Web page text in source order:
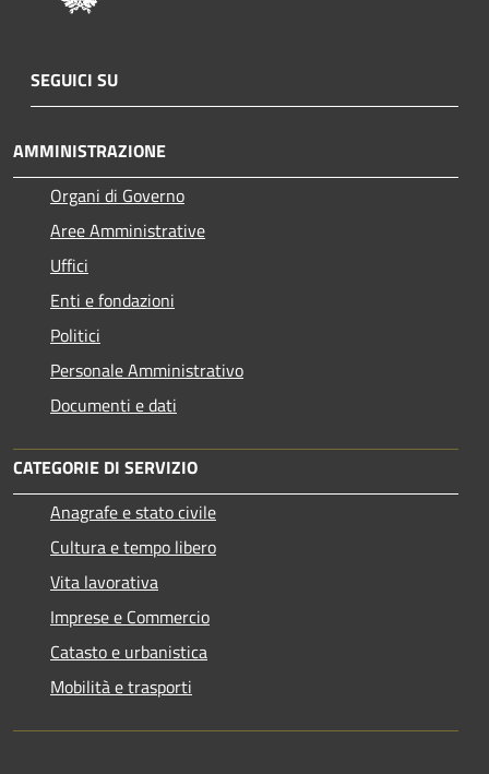
SEGUICI SU
AMMINISTRAZIONE
Organi di Governo
Aree Amministrative
Uffici
Enti e fondazioni
Politici
Personale Amministrativo
Documenti e dati
CATEGORIE DI SERVIZIO
Anagrafe e stato civile
Cultura e tempo libero
Vita lavorativa
Imprese e Commercio
Catasto e urbanistica
Mobilità e trasporti